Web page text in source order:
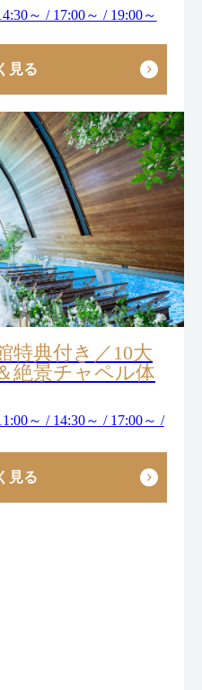
～ / 17:00～ / 19:00～
見る
特典付き／10大
絶景チャペル体
～ / 14:30～ / 17:00～ /
見る